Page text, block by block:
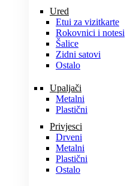
Ured
Etui za vizitkarte
Rokovnici i notesi
Šalice
Zidni satovi
Ostalo
Upaljači
Metalni
Plastični
Privjesci
Drveni
Metalni
Plastični
Ostalo